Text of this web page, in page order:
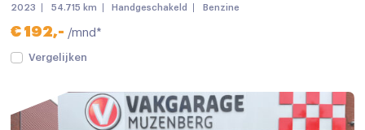
2023 54.715 km Handgeschakeld Benzine
€ 192,- /mnd*
Vergelijken